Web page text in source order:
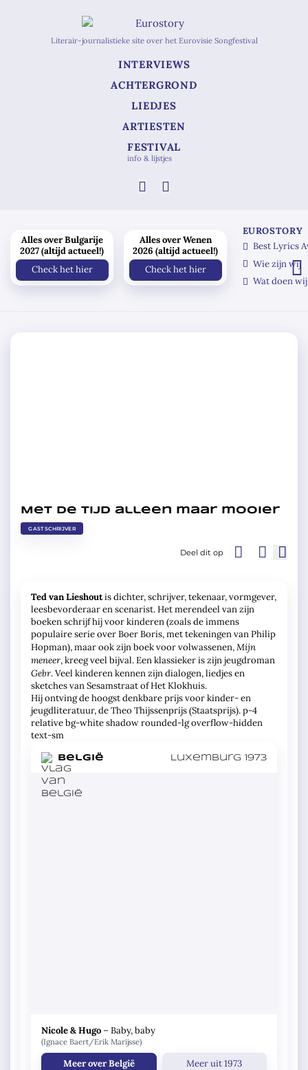
Literair-journalistieke site over het Eurovisie Songfestival
INTERVIEWS
ACHTERGROND
LIEDJES
ARTIESTEN
FESTIVAL
info & lijstjes
Met de tijd alleen maar mooier
GASTSCHRIJVER
Deel dit op
Ted van Lieshoutis dichter, schrijver, tekenaar, vormgever,
leesbevorderaar en scenarist. Het merendeel van zijn
boeken schrijf hij voor kinderen (zoals de immens
populaire serie over Boer Boris, met tekeningen van Philip
Hopman), maar ook zijn boek voor volwassenen,Mijn
meneer, kreeg veel bijval. Een klassieker is zijn jeugdroman
Gebr. Veel kinderen kennen zijn dialogen, liedjes en
sketches van Sesamstraat of Het Klokhuis.
Hij ontving de hoogst denkbare prijs voor kinder- en
jeugdliteratuur, de Theo Thijssenprijs (Staatsprijs).p-4
relative bg-white shadow rounded-lg overflow-hidden
text-sm
België
in Luxemburg 1973
Nicole & Hugo – Baby, baby
(Ignace Baert/Erik Marijsse)
Meer over België Meer uit 1973
Alles over Bulgarije
2027 (altijd actueel!)
Check het hier
Alles over Wenen
2026 (altijd actueel!)
Check het hier
EUROSTORY
Best Lyrics
Wie zijn wij
Wat doen wij